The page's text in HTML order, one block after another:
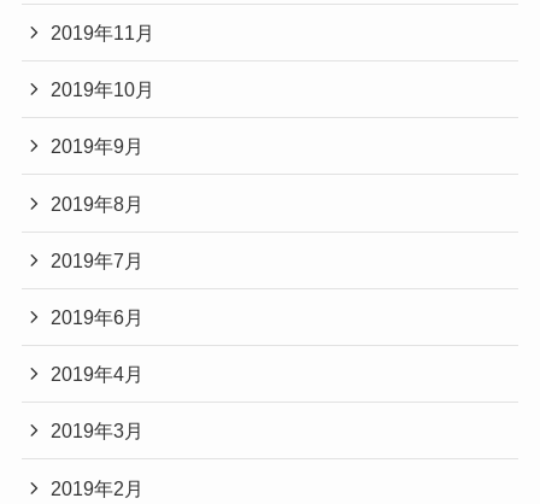
2019年11月
2019年10月
2019年9月
2019年8月
2019年7月
2019年6月
2019年4月
2019年3月
2019年2月